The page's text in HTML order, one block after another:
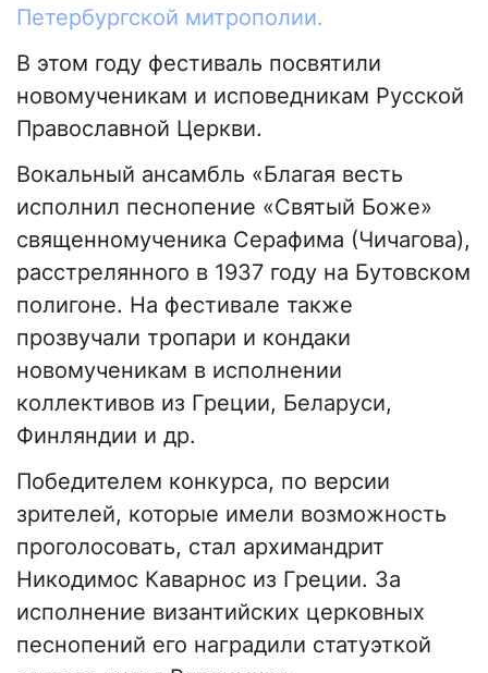
Петербургской митрополии.
В этом году фестиваль посвятили
новомученикам и исповедникам Русской
Православной Церкви.
Вокальный ансамбль «Благая весть
исполнил песнопение «Святый Боже»
священномученика Серафима (Чичагова),
расстрелянного в 1937 году на Бутовском
полигоне. На фестивале также
прозвучали тропари и кондаки
новомученикам в исполнении
коллективов из Греции, Беларуси,
Финляндии и др.
Победителем конкурса, по версии
зрителей, которые имели возможность
проголосовать, стал архимандрит
Никодимос Каварнос из Греции. За
исполнение византийских церковных
песнопений его наградили статуэткой